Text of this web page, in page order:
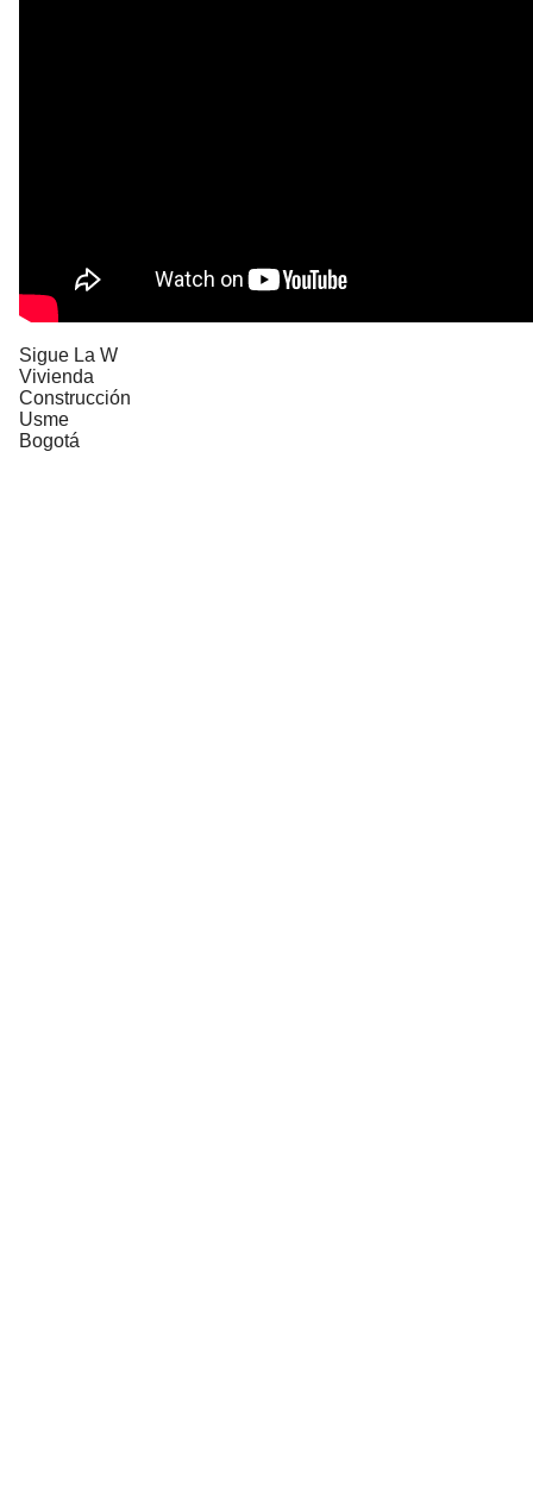
Sigue La W
Vivienda
Construcción
Usme
Bogotá